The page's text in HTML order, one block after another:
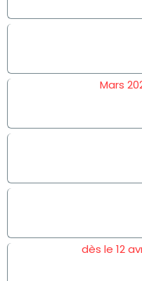
Mars
dès le 12